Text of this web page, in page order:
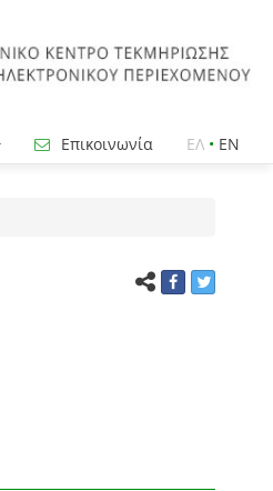
Επικοινωνία ΕΛ • EN